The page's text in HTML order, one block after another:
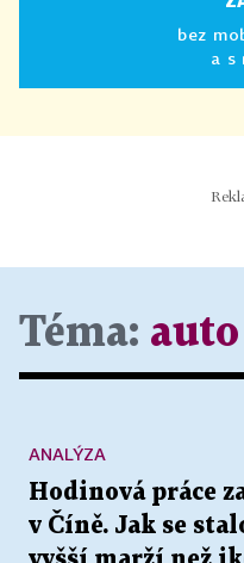
bez
a s
Téma: auto
Hodinová práce
v Číně. Jak se
ANALÝZA